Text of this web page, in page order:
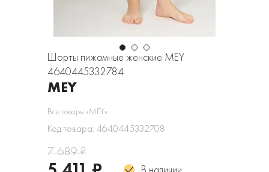
Шорты пижамные женские MEY
4640445332784
MEY
Все товары «MEY»
Код товара: 4640445332708
7 689 ₽